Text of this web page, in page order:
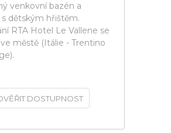
venkovní bazén a
s dětským hřištěm.
RTA Hotel Le Vallene se
městě (Itálie - Trentino
DOSTUPNOST